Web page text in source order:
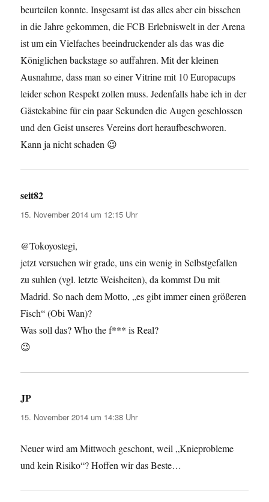
beurteilen konnte. Insgesamt ist das alles aber ein bisschen
in die Jahre gekommen, die FCB Erlebniswelt in der Arena
ist um ein Vielfaches beeindruckender als das was die
Königlichen backstage so auffahren. Mit der kleinen
Ausnahme, dass man so einer Vitrine mit 10 Europacups
leider schon Respekt zollen muss. Jedenfalls habe ich in der
Gästekabine für ein paar Sekunden die Augen geschlossen
und den Geist unseres Vereins dort heraufbeschworen.
Kann ja nicht schaden 😉
seit82
15. November 2014 um 12:15 Uhr
@Tokoyostegi,
jetzt versuchen wir grade, uns ein wenig in Selbstgefallen
zu suhlen (vgl. letzte Weisheiten), da kommst Du mit
Madrid. So nach dem Motto, „es gibt immer einen größeren
Fisch“ (Obi Wan)?
Was soll das? Who the f*** is Real?
😉
JP
15. November 2014 um 14:38 Uhr
Neuer wird am Mittwoch geschont, weil „Knieprobleme
und kein Risiko“? Hoffen wir das Beste…